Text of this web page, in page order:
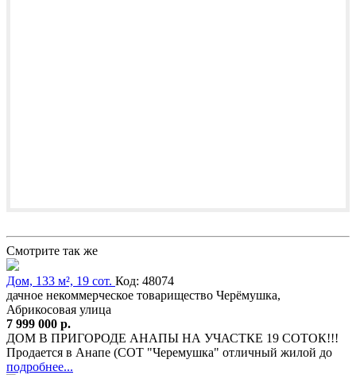
Смотрите так же
Дом, 133 м², 19 сот. Код: 48074
дачное некоммерческое товарищество Черёмушка,
Абрикосовая улица
7 999 000 р.
ДОМ В ПРИГОРОДЕ АНАПЫ НА УЧАСТКЕ 19 СОТОК!!!
Продается в Анапе (СОТ "Черемушка" отличный жилой до
подробнее...